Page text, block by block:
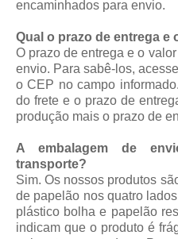
encaminhados para envio.
Qual o prazo de entrega e
O prazo de entrega e o
envio. Para sabê-los,
o CEP no campo
do frete e o prazo de
produção mais o prazo de
A embalagem de
transporte?
Sim. Os nossos produtos
de papelão nos quatro
plástico bolha e papelão
indicam que o produto é